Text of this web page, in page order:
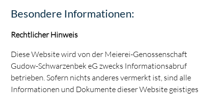
Besondere Informationen:
Rechtlicher Hinweis
Diese Website wird von der Meierei-Genossenschaft
Gudow-Schwarzenbek eG zwecks Informationsabruf
betrieben. Sofern nichts anderes vermerkt ist, sind alle
Informationen und Dokumente dieser Website geistiges